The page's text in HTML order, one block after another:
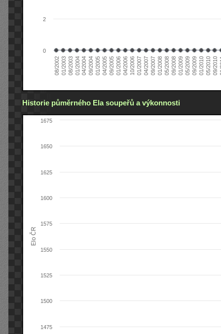
08/200201/200308/200301/200404/200409/200401/200504/200509/200501/200604/200610/200601/200704/200709/200701/200805/200809/200801/200905/200909/200901/201005/201009/2010
0
2
Historie půměrného Ela soupeřů a výkonnosti
Elo ČR
1475
1500
1525
1550
1575
1600
1625
1650
1675